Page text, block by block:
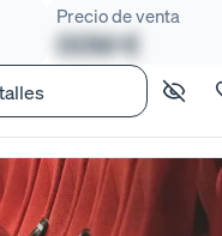
Precio de venta
00M €